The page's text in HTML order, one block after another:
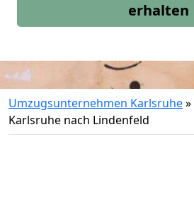
erhalten
Umzugsunternehmen Karlsruhe»
Karlsruhe nach Lindenfeld